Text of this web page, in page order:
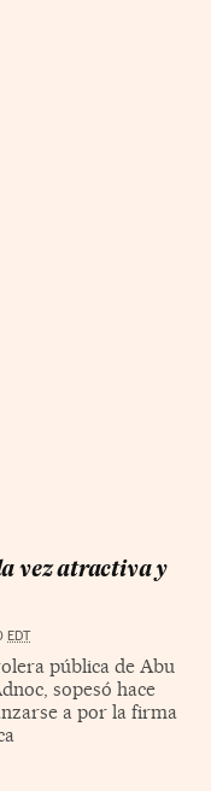
vez atractiva y
EDT
pública de Abu
sopesó hace
a por la firma